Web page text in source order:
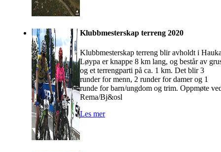
Klubbmesterskap terreng 2020
Klubbmesterskap terreng blir avholdt i
Løypa er knappe 8 km lang, og består av
og et terrengparti på ca. 1 km. Det blir 3
runder for menn, 2 runder for damer og 1
runde for barn/ungdom og trim. Oppmøte
Rema/Bj&osl
Les mer